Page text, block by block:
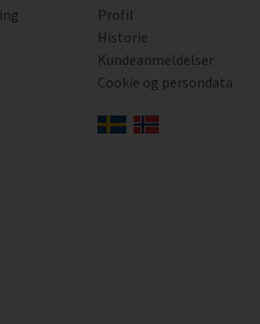
Profil
Historie
Kundeanmeldelser
Cookie og persondata